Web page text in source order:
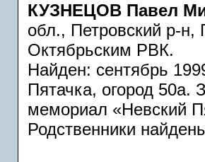
КУЗНЕЦОВ Павел
обл., Петровский р-н,
Октябрьским РВК.
Найден: сентябрь
Пятачка, огород 50а.
мемориал «Невский
Родственники